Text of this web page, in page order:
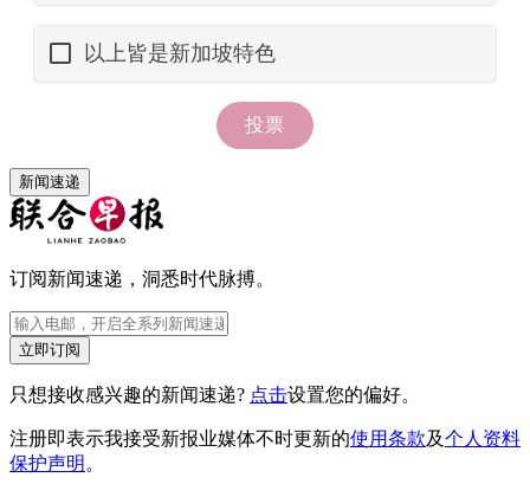
新闻速递
订阅新闻速递，洞悉时代脉搏。
立即订阅
只想接收感兴趣的新闻速递? 点击设置您的偏好。
注册即表示我接受新报业媒体不时更新的使用条款及个人资料
保护声明 。